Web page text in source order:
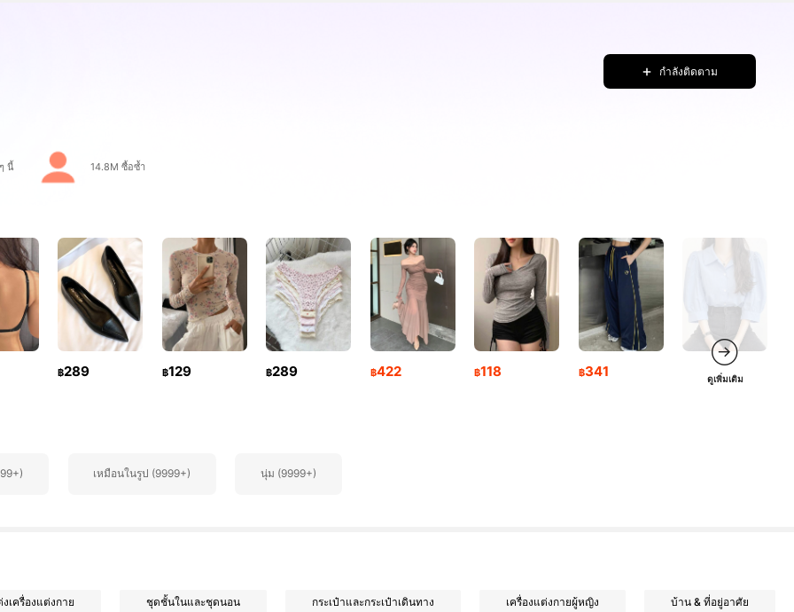
กำลังติดตาม
นี้ 14.8M ซื้อซ้ำ
฿289 ฿129 ฿289 ฿422 ฿118 ฿341 ดูเพิ่มเติม
เหมือนในรูป (9999+) นุ่ม (9999+)
เครื่องแต่งกาย ชุดชั้นในและชุดนอน กระเป๋าและกระเป๋าเดินทาง เครื่องแต่งกายผู้หญิง บ้าน & ที่อยู่อาศัย